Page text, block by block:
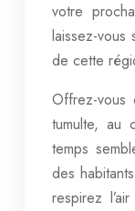
votre
laissez-
de cette
Offrez-
tumulte, au
temps
des
respirez